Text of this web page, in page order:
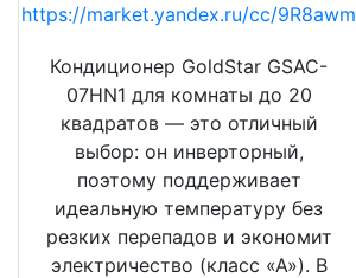
https://market.yandex.ru/cc/9R8awm
Кондиционер GoldStar GSAC-
07HN1 для комнаты до 20
квадратов — это отличный
выбор: он инверторный,
поэтому поддерживает
идеальную температуру без
резких перепадов и экономит
электричество (класс «А»). В